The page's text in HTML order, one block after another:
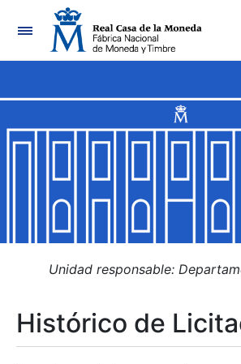
Navegación
Mostrar/Ocultar
Mostrar/Ocultar
Mostrar/Ocultar
Mostrar/Ocultar
Unidad responsable:
Histórico de